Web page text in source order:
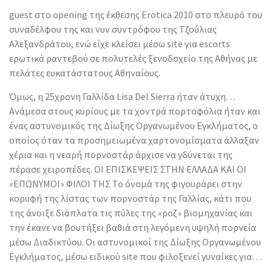
guest στο opening της έκθεσης Erotica 2010 στο πλευρό του
συναδέλφου της και νυν συντρόφου της Τζούλιας
Αλεξανδράτου, ενώ είχε κλείσει μέσω site για escorts
ερωτικά ραντεβού σε πολυτελές ξενοδοχείο της Αθήνας με
πελάτες ευκατάστατους Αθηναίους.
Όμως, η 25χρονη Γαλλίδα Lisa Del Sierra ήταν άτυχη…
Ανάμεσα στους κυρίους με τα χοντρά πορτοφόλια ήταν και
ένας αστυνομικός της Δίωξης Οργανωμένου Εγκλήματος, ο
οποίος όταν τα προσημειωμένα χαρτονομίσματα άλλαξαν
χέρια και η νεαρή πορνοστάρ άρχισε να γδύνεται της
πέρασε χειροπέδες. ΟΙ ΕΠΙΣΚΕΨΕΙΣ ΣΤΗΝ ΕΛΛΑΔΑ ΚΑΙ ΟΙ
«ΕΠΩΝΥΜΟΙ» ΦΙΛΟΙ ΤΗΣ Το όνομά της φιγουράρει στην
κορυφή της λίστας των πορνοστάρ της Γαλλίας, κάτι που
της άνοιξε διάπλατα τις πύλες της «ροζ» βιομηχανίας και
την έκανε να βουτήξει βαθιά στη λεγόμενη υψηλή πορνεία
μέσω Διαδικτύου. Οι αστυνομικοί της Δίωξης Οργανωμένου
Εγκλήματος, μέσω ειδικού site που φιλοξενεί γυναίκες για…